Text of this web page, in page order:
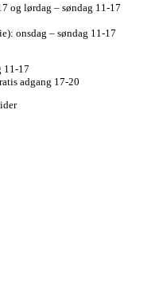
og lørdag – søndag 11-17
onsdag – søndag 11-17
11-17
adgang 17-20